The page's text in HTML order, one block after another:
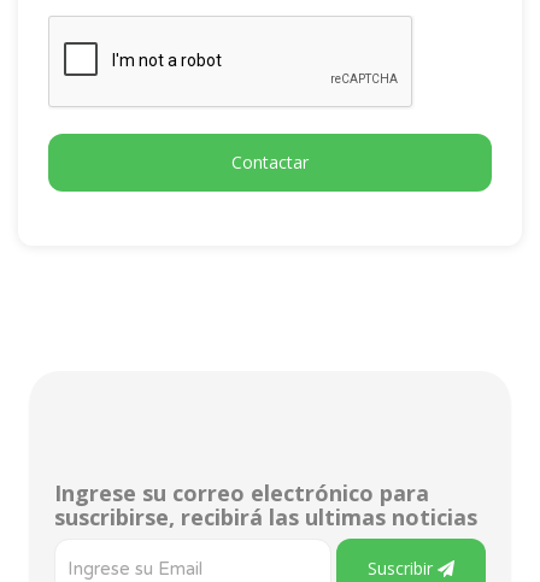
Contactar
Ingrese su correo electrónico para
suscribirse, recibirá las ultimas noticias
Suscribir